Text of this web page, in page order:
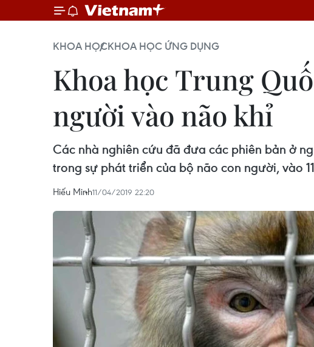
KHOA HỌCKHOA HỌC ỨNG DỤNG
​Khoa học Trung
người vào não khỉ
Các nhà nghiên cứu đã đưa các phiên bản ở
trong sự phát triển của bộ não con người, vào
Hiếu Minh11/04/2019 22:20